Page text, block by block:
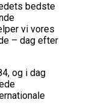
bedste
vi vores
– dag efter
og i dag